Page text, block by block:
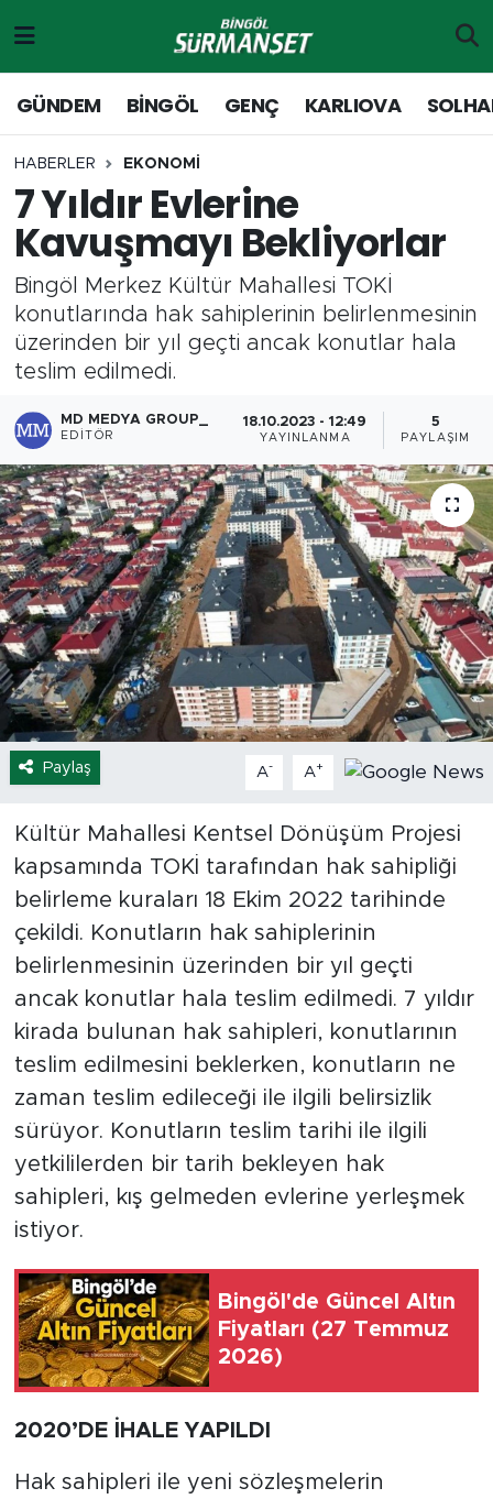
GÜNDEM BİNGÖL GENÇ KARLIOVA
HABERLER EKONOMİ
7 Yıldır Evlerine
Kavuşmayı Bekliyorlar
Bingöl Merkez Kültür Mahallesi TOKİ
konutlarında hak sahiplerinin belirlenmesinin
üzerinden bir yıl geçti ancak konutlar hala
teslim edilmedi.
MD MEDYA GROUP_
EDITÖR
18.10.2023 - 12:49
YAYINLANMA
5
PAYLAŞIM
Paylaş A- A+
Kültür Mahallesi Kentsel Dönüşüm Projesi
kapsamında TOKİ tarafından hak sahipliği
belirleme kuraları 18 Ekim 2022 tarihinde
çekildi. Konutların hak sahiplerinin
belirlenmesinin üzerinden bir yıl geçti
ancak konutlar hala teslim edilmedi. 7 yıldır
kirada bulunan hak sahipleri, konutlarının
teslim edilmesini beklerken, konutların ne
zaman teslim edileceği ile ilgili belirsizlik
sürüyor. Konutların teslim tarihi ile ilgili
yetkililerden bir tarih bekleyen hak
sahipleri, kış gelmeden evlerine yerleşmek
istiyor.
Bingöl'de Güncel Altın
Fiyatları (27 Temmuz
2026)
2020’DE İHALE YAPILDI
Hak sahipleri ile yeni sözleşmelerin
Genç
Solhan
Karlıova
Adaklı-Kiğı
Yayladere-Yedisu
MD Prestij Dergisi
Siyaset
Spor
Yaşam
Sağlık
Eğitim
Ekonomi
Tavz Der
Bingöl Kaza Haberleri
Merkez Hava Durumu
Merkez Trafik Yoğunluk Haritası
Süper Lig Puan Durumu ve Fikstür
Tüm Manşetler
Son Dakika Haberleri
Haber Arşivi